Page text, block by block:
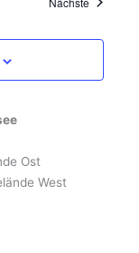
Ost
West